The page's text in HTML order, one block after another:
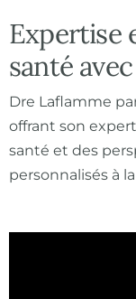
Expertise
santé
Dre Laflamme
offrant son
santé et des
personnalisés à